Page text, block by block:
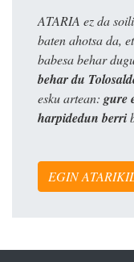
ATARIA ez da
baten ahotsa da,
babesa behar
behar du
esku artean: gure
harpidedun berri
EGIN